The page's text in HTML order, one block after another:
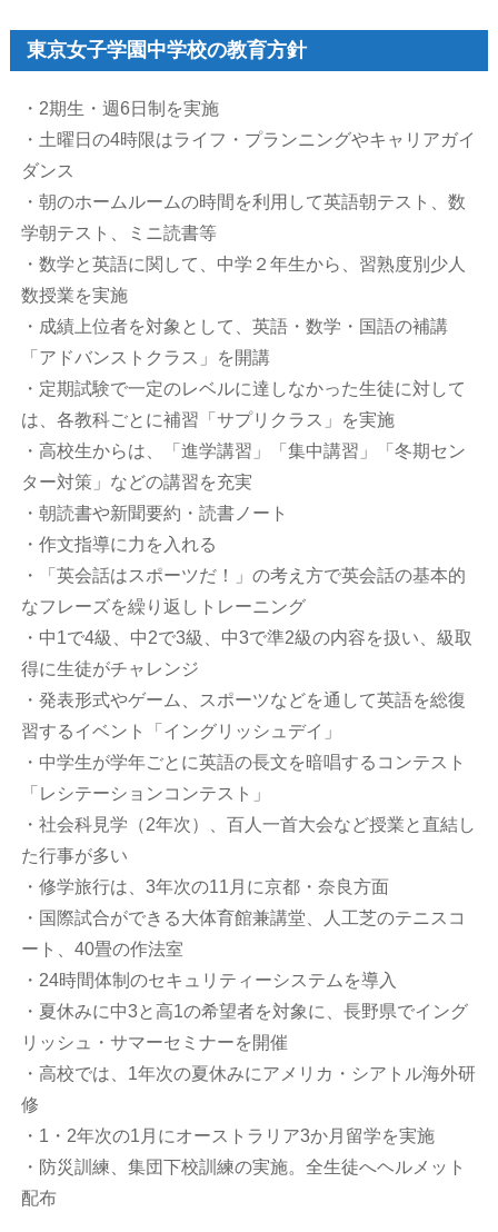
東京女子学園中学校の教育方針
・2期生・週6日制を実施
・土曜日の4時限はライフ・プランニングやキャリアガイ
ダンス
・朝のホームルームの時間を利用して英語朝テスト、数
学朝テスト、ミニ読書等
・数学と英語に関して、中学２年生から、習熟度別少人
数授業を実施
・成績上位者を対象として、英語・数学・国語の補講
「アドバンストクラス」を開講
・定期試験で一定のレベルに達しなかった生徒に対して
は、各教科ごとに補習「サプリクラス」を実施
・高校生からは、「進学講習」「集中講習」「冬期セン
ター対策」などの講習を充実
・朝読書や新聞要約・読書ノート
・作文指導に力を入れる
・「英会話はスポーツだ！」の考え方で英会話の基本的
なフレーズを繰り返しトレーニング
・中1で4級、中2で3級、中3で準2級の内容を扱い、級取
得に生徒がチャレンジ
・発表形式やゲーム、スポーツなどを通して英語を総復
習するイベント「イングリッシュデイ」
・中学生が学年ごとに英語の長文を暗唱するコンテスト
「レシテーションコンテスト」
・社会科見学（2年次）、百人一首大会など授業と直結し
た行事が多い
・修学旅行は、3年次の11月に京都・奈良方面
・国際試合ができる大体育館兼講堂、人工芝のテニスコ
ート、40畳の作法室
・24時間体制のセキュリティーシステムを導入
・夏休みに中3と高1の希望者を対象に、長野県でイング
リッシュ・サマーセミナーを開催
・高校では、1年次の夏休みにアメリカ・シアトル海外研
修
・1・2年次の1月にオーストラリア3か月留学を実施
・防災訓練、集団下校訓練の実施。全生徒へヘルメット
配布